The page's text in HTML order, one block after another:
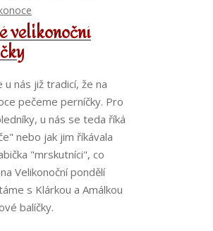
velikonoční
u nás již tradicí, že na
pečeme perníčky. Pro
u nás se teda říká
nebo jak jim říkávala
"mrskutníci", co
Velikonoční pondělí
s Klárkou a Amálkou
balíčky.